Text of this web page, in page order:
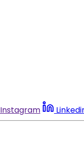
Instagram